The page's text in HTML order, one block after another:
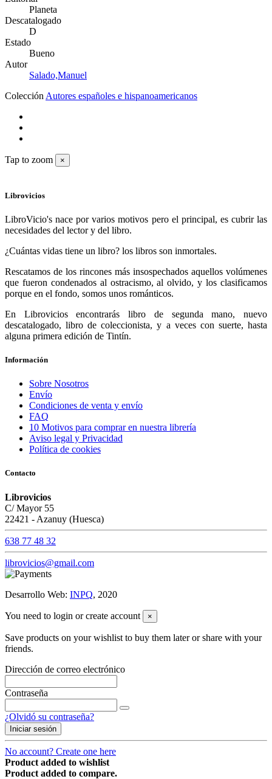
Planeta
Descatalogado
D
Estado
Bueno
Autor
Salado,Manuel
Colección Autores españoles e hispanoamericanos
Tap to zoom ×
Librovicios
LibroVicio's nace por varios motivos pero el principal, es cubrir las
necesidades del lector y del libro.
¿Cuántas vidas tiene un libro? los libros son inmortales.
Rescatamos de los rincones más insospechados aquellos volúmenes
que fueron condenados al ostracismo, al olvido, y los clasificamos
porque en el fondo, somos unos románticos.
En Librovicios encontrarás libro de segunda mano, nuevo
descatalogado, libro de coleccionista, y a veces con suerte, hasta
alguna primera edición de Tintín.
Información
Sobre Nosotros
Envío
Condiciones de venta y envío
FAQ
10 Motivos para comprar en nuestra librería
Aviso legal y Privacidad
Política de cookies
Contacto
Librovicios
C/ Mayor 55
22421 - Azanuy (Huesca)
638 77 48 32
librovicios@gmail.com
Desarrollo Web: INPQ, 2020
You need to login or create account ×
Save products on your wishlist to buy them later or share with your
friends.
Dirección de correo electrónico
Contraseña
¿Olvidó su contraseña?
Iniciar sesión
No account? Create one here
Product added to wishlist
Product added to compare.